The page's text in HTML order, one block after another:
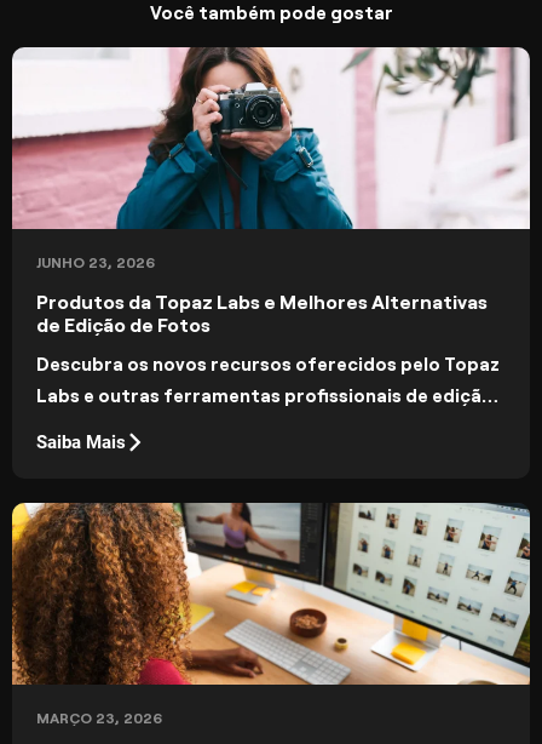
Você também pode gostar
JUNHO 23, 2026
Produtos da Topaz Labs e Melhores Alternativas
de Edição de Fotos
Descubra os novos recursos oferecidos pelo Topaz
Labs e outras ferramentas profissionais de edição
Saiba Mais
MARÇO 23, 2026